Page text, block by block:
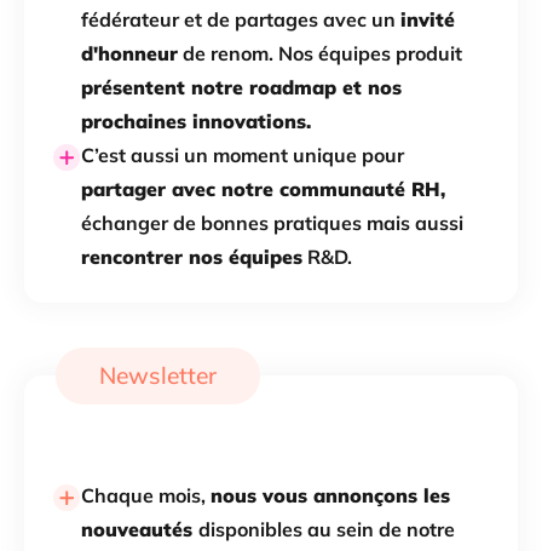
fédérateur et de partages avec un invité
d'honneur de renom. Nos équipes produit
présentent notre roadmap et nos
prochaines innovations.
C’est aussi un moment unique pour
partager avec notre communauté RH,
échanger de bonnes pratiques mais aussi
rencontrer nos équipes R&D.
Newsletter
Chaque mois, nous vous annonçons les
nouveautés disponibles au sein de notre